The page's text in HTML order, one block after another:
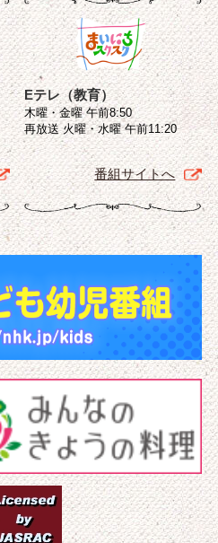
Eテレ（教育）
木曜・金曜 午前8:50
再放送 火曜・水曜 午前11:20
番組サイトへ